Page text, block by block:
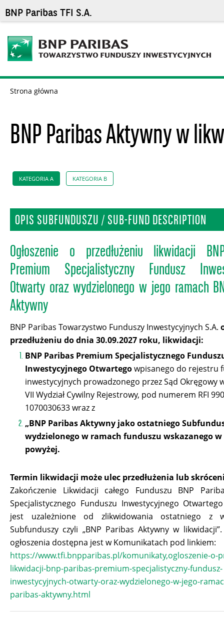
BNP Paribas TFI S.A.
Strona główna
BNP Paribas Aktywny w
KATEGORIA A KATEGORIA B
OPIS SUBFUNDUSZU / SUB-FUND DESCRIPTION
Ogłoszenie o przedłużeniu likwidacji
Premium Specjalistyczny Fundusz
Otwarty oraz wydzielonego w jego ramach
Aktywny
BNP Paribas Towarzystwo Funduszy Inwestycyjnych S.A.
przedłużeniu do dnia 30.09.2027 roku, likwidacji:
BNP Paribas Premium Specjalistycznego
Inwestycyjnego Otwartegowpisanego do rejestru
inwestycyjnych prowadzonego przez Sąd Okręgowy
VII Wydział Cywilny Rejestrowy, pod numerem RFI
1070030633 wraz z
„BNP Paribas Aktywny jako ostatniego
wydzielonego w ramach funduszu wskazanego
powyżej.
Termin likwidacji może ulec przedłużenia lub
Zakończenie Likwidacji całego Funduszu BNP
Specjalistycznego Funduszu Inwestycyjnego Otwartego
jest uzależnione od zlikwidowania ostatniego z
Subfunduszy czyli „BNP Paribas Aktywny w
ogłoszenia dostępna jest w Komunikatach pod linkiem:
https://www.tfi.bnpparibas.pl/komunikaty,ogloszenie-o-
likwidacji-bnp-paribas-premium-specjalistyczny-fundusz-
inwestycyjnych-otwarty-oraz-wydzielonego-w-jego-
paribas-aktywny.html